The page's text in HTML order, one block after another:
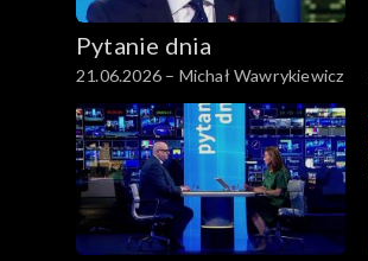
Pytanie dnia
21.06.2026 – Michał Wawrykiewicz